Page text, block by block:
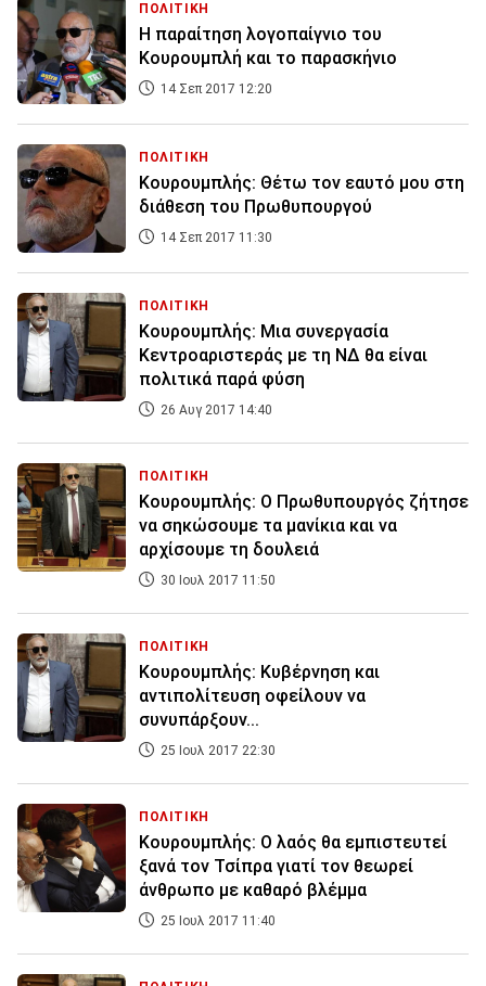
ΠΟΛΙΤΙΚΗ
Η παραίτηση λογοπαίγνιο του
Κουρουμπλή και το παρασκήνιο
14 Σεπ 2017 12:20
ΠΟΛΙΤΙΚΗ
Κουρουμπλής: Θέτω τον εαυτό μου στη
διάθεση του Πρωθυπουργού
14 Σεπ 2017 11:30
ΠΟΛΙΤΙΚΗ
Κουρουμπλής: Μια συνεργασία
Κεντροαριστεράς με τη ΝΔ θα είναι
πολιτικά παρά φύση
26 Αυγ 2017 14:40
ΠΟΛΙΤΙΚΗ
Κουρουμπλής: Ο Πρωθυπουργός ζήτησε
να σηκώσουμε τα μανίκια και να
αρχίσουμε τη δουλειά
30 Ιουλ 2017 11:50
ΠΟΛΙΤΙΚΗ
Κουρουμπλής: Κυβέρνηση και
αντιπολίτευση οφείλουν να
συνυπάρξουν...
25 Ιουλ 2017 22:30
ΠΟΛΙΤΙΚΗ
Κουρουμπλής: Ο λαός θα εμπιστευτεί
ξανά τον Τσίπρα γιατί τον θεωρεί
άνθρωπο με καθαρό βλέμμα
25 Ιουλ 2017 11:40